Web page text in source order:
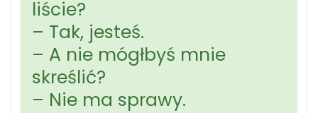
liście?
– Tak, jesteś.
– A nie mógłbyś mnie
skreślić?
– Nie ma sprawy.